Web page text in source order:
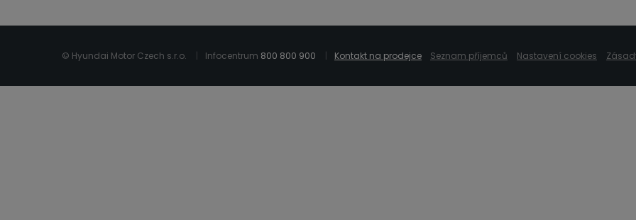
© Hyundai Motor Czech s.r.o. Infocentrum 800 800 900 Kontakt na prodejce Seznam příjemců Nastavení cookies